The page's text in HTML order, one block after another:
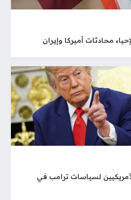
محادثات أميركا وإيران
لسياسات ترامب في